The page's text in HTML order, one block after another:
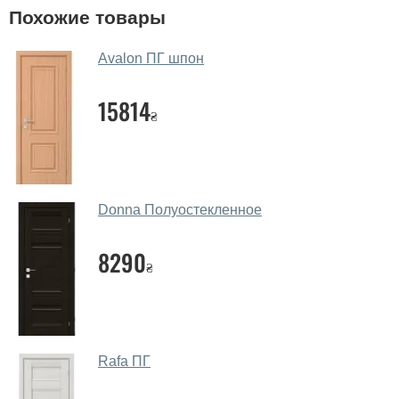
У вас большой магазин?
дверей.
Помогаете ли вы выбрать дверные
в нашем салоне-магазине.
Какие основные особенности и
преимущества ваших межкомнатных
Каркас полотна межкомнатных дверей производится
из евробруса (собственной сушки), который
покрывается МДФ накладками толщиной 20 мм.
Благодаря такой толщине МДФ, вся конструкция
выходит очень крепкой и надежной.
Похожие товары
Avalon ПГ шпон
15814₴
Donna Полуостекленное
8290₴
Rafa ПГ